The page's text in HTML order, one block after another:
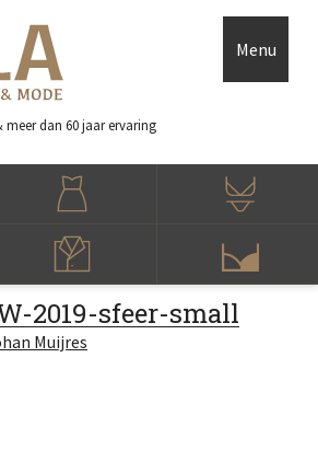
meer dan 60 jaar ervaring
Menu
2019-sfeer-small
Muijres